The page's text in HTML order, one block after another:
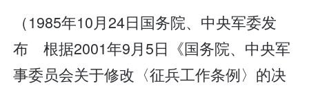
（1985年10月24日国务院、中央军委发
布 根据2001年9月5日《国务院、中央军
事委员会关于修改〈征兵工作条例〉的决